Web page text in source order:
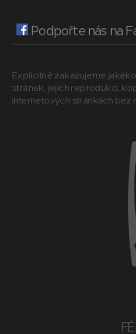
Podpořte nás na
Explicitně zakazujeme
stránek, jejich reprodukci,
internetových stránkách bez